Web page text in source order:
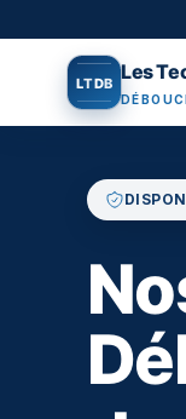
LTDB Les